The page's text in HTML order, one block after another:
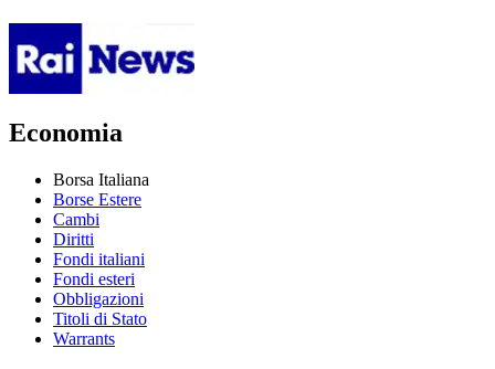
Economia
Borsa Italiana
Borse Estere
Cambi
Diritti
Fondi italiani
Fondi esteri
Obbligazioni
Titoli di Stato
Warrants